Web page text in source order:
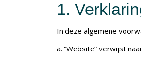
1.
In deze algemene
a. “Website” verwijst